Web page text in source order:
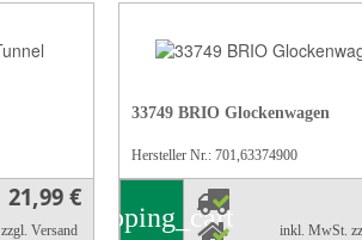
21,99 €
zzgl. Versand
33749 BRIO Glockenwagen
Hersteller Nr.: 701,63374900
inkl. MwSt.
shopping_cart